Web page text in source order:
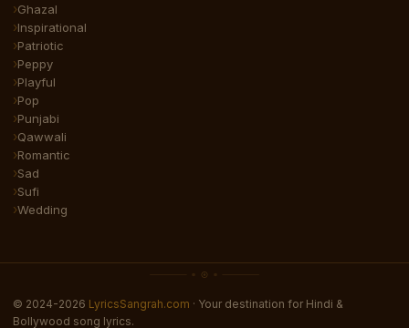
Ghazal
Inspirational
Patriotic
Peppy
Playful
Pop
Punjabi
Qawwali
Romantic
Sad
Sufi
Wedding
© 2024-2026 LyricsSangrah.com · Your destination for Hindi &
Bollywood song lyrics.